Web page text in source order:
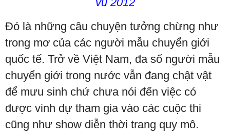
Đó là những câu chuyện tưởng chừng như
trong mơ của các người mẫu chuyển giới
quốc tế. Trở về Việt Nam, đa số người mẫu
chuyển giới trong nước vẫn đang chật vật
để mưu sinh chứ chưa nói đến việc có
được vinh dự tham gia vào các cuộc thi
cũng như show diễn thời trang quy mô.